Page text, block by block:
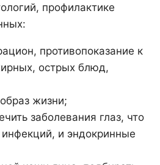
профилактике
противопоказание к
острых блюд,
жизни;
заболевания глаз, что
инфекций, и эндокринные